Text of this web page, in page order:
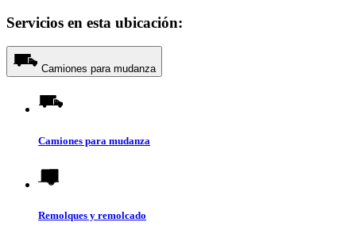
Servicios en esta ubicación:
Camiones para mudanza
Camiones para mudanza
Remolques y remolcado